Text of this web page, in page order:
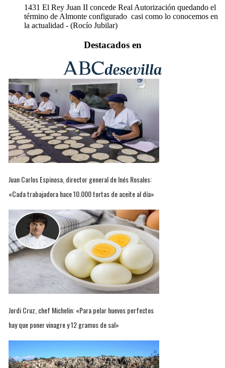
1431 El Rey Juan II concede Real Autorización quedando el
término de Almonte configurado casi como lo conocemos en
la actualidad - (Rocío Jubilar)
Destacados en
Juan Carlos Espinosa, director general de Inés Rosales:
«Cada trabajadora hace 10.000 tortas de aceite al día»
Jordi Cruz, chef Michelin: «Para pelar huevos perfectos
hay que poner vinagre y 12 gramos de sal»